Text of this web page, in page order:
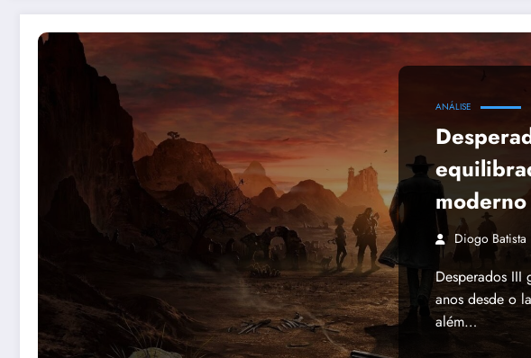
ANÁLISE
Desperados III |
moderno
Diogo Batista
Desperados III
anos desde o
além…